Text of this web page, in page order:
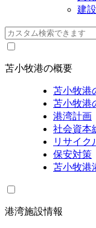
建
苫小牧港の概要
苫小牧港
苫小牧港
港湾計画
社会資本
リサイク
保安対策
苫小牧港
港湾施設情報